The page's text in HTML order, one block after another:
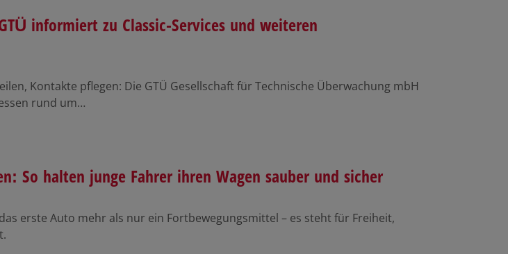
informiert zu Classic-Services und weiteren
Kontakte pflegen: Die GTÜ Gesellschaft für Technische Überwachung mbH
rund um…
So halten junge Fahrer ihren Wagen sauber und sicher
erste Auto mehr als nur ein Fortbewegungsmittel – es steht für Freiheit,